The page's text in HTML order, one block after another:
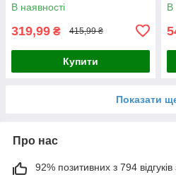
В наявності
319,99 ₴ 415,99 ₴
Купити
В
Показати
Про нас
92% позитивних з 794 відгуків